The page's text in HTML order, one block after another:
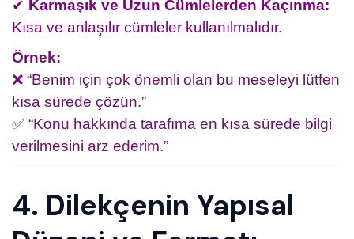
✔ Karmaşık ve Uzun Cümlelerden Kaçınma:
Kısa ve anlaşılır cümleler kullanılmalıdır.
Örnek:
❌ “Benim için çok önemli olan bu meseleyi lütfen
kısa sürede çözün.”
✅ “Konu hakkında tarafıma en kısa sürede bilgi
verilmesini arz ederim.”
4. Dilekçenin Yapısal